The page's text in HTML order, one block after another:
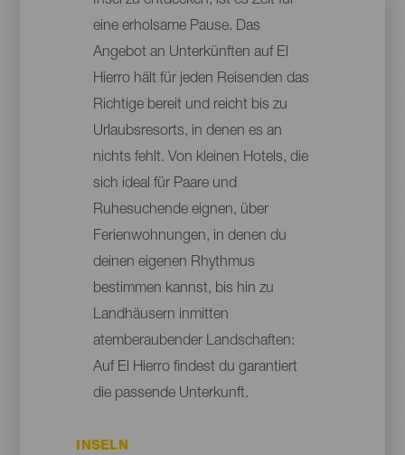
eine erholsame Pause. Das
Angebot an Unterkünften auf El
Hierro hält für jeden Reisenden das
Richtige bereit und reicht bis zu
Urlaubsresorts, in denen es an
nichts fehlt. Von kleinen Hotels, die
sich ideal für Paare und
Ruhesuchende eignen, über
Ferienwohnungen, in denen du
deinen eigenen Rhythmus
bestimmen kannst, bis hin zu
Landhäusern inmitten
atemberaubender Landschaften:
Auf El Hierro findest du garantiert
die passende Unterkunft.
INSELN